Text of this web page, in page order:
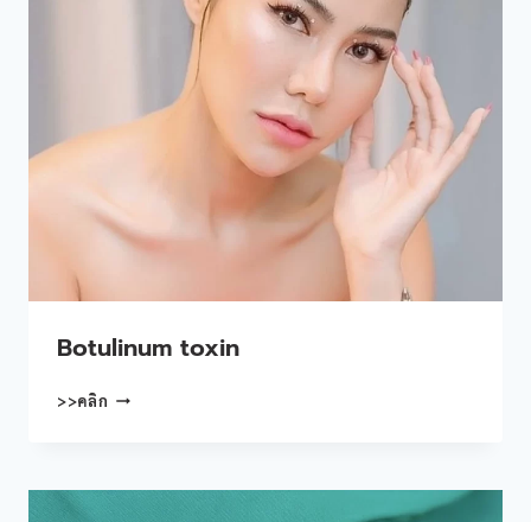
Botulinum toxin
>>คลิก BOTULINUM